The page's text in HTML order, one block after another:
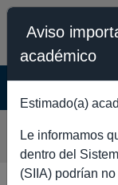
ACADÉMICA
Aviso
académico
Estimado(a)
Le informamos
dentro del
(SIIA) podrían